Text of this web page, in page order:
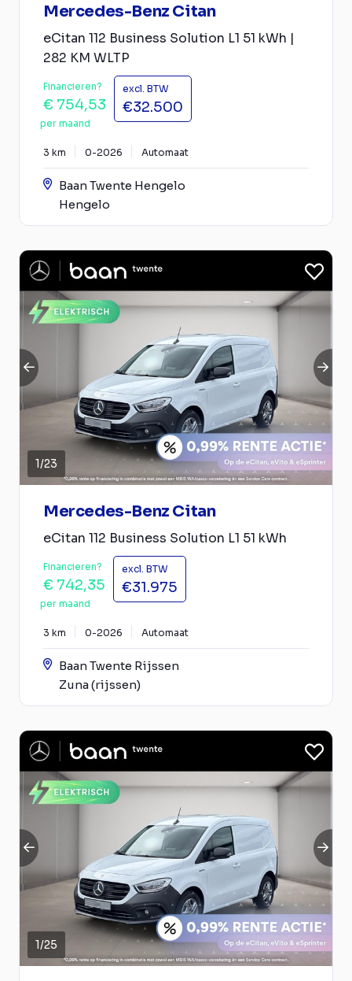
Mercedes-Benz Citan
eCitan 112 Business Solution L1 51 kWh |
282 KM WLTP
Financieren?
€ 754,53
per maand
excl. BTW
€32.500
3 km 0-2026 Automaat
Baan Twente Hengelo
Hengelo
1/23
Mercedes-Benz Citan
eCitan 112 Business Solution L1 51 kWh
Financieren?
€ 742,35
per maand
excl. BTW
€31.975
3 km 0-2026 Automaat
Baan Twente Rijssen
Zuna (rijssen)
1/25